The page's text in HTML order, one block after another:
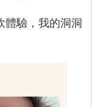
體驗，我的洞洞